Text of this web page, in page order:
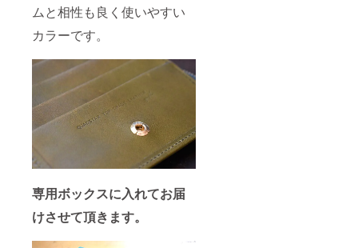
ムと相性も良く使いやすい
カラーです。
専用ボックスに入れてお届
けさせて頂きます。